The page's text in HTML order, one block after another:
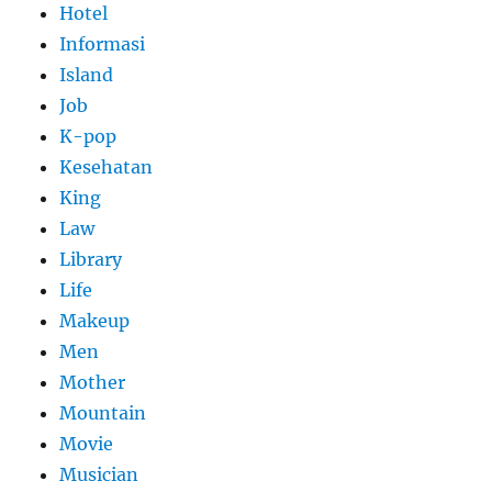
Hotel
Informasi
Island
Job
K-pop
Kesehatan
King
Law
Library
Life
Makeup
Men
Mother
Mountain
Movie
Musician